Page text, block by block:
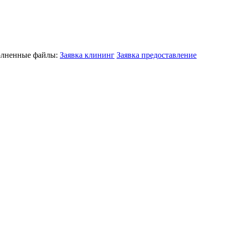
файлы: Заявка клининг Заявка предоставление